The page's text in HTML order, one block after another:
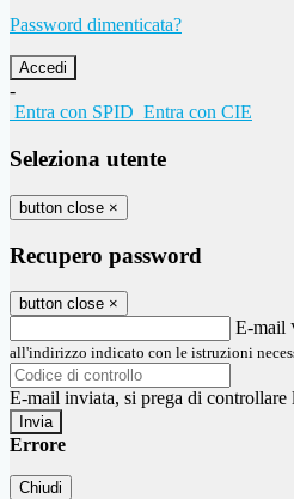
Password dimenticata?
-
Entra con SPID Entra con CIE
Seleziona utente
button close ×
Recupero password
button close ×
E-mail
all'indirizzo indicato con le istruzioni
E-mail inviata, si prega di controllare
Errore
Chiudi